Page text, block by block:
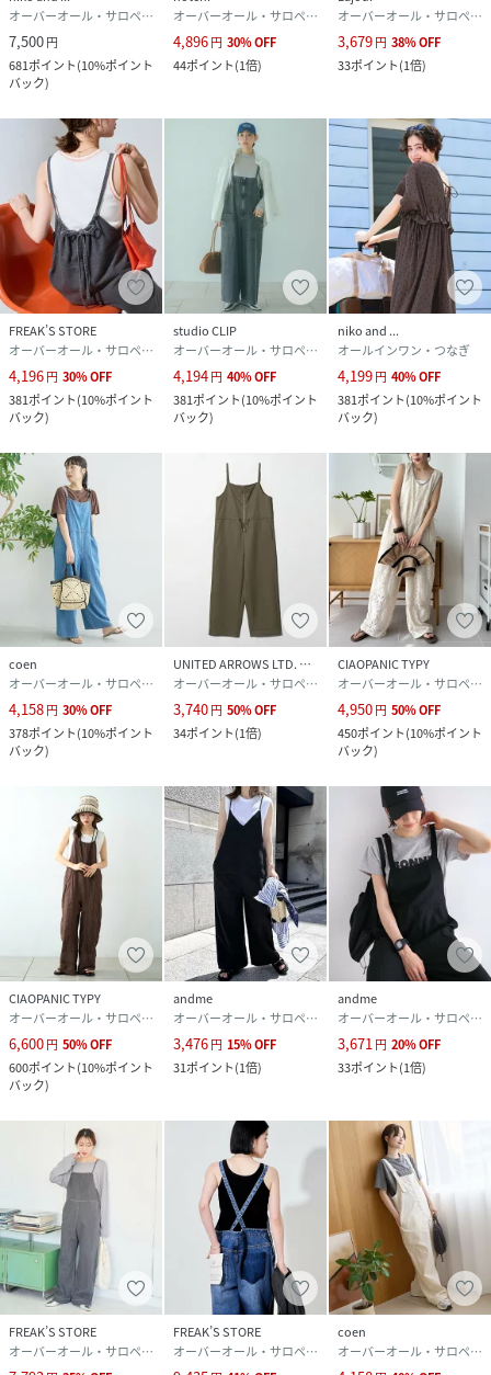
オーバーオール・サロペット
7,500円
681ポイント(10%ポイント
バック)
オーバーオール・サロペット
4,896円 30%OFF
44ポイント(1倍)
オーバーオール・サロペット
3,679円 38%OFF
33ポイント(1倍)
FREAK’S STORE
オーバーオール・サロペット
4,196円 30%OFF
381ポイント(10%ポイント
バック)
studio CLIP
オーバーオール・サロペット
4,194円 40%OFF
381ポイント(10%ポイント
バック)
niko and ...
オールインワン・つなぎ
4,199円 40%OFF
381ポイント(10%ポイント
バック)
coen
オーバーオール・サロペット
4,158円 30%OFF
378ポイント(10%ポイント
バック)
UNITED ARROWS LTD. OUTLET
オーバーオール・サロペット
3,740円 50%OFF
34ポイント(1倍)
CIAOPANIC TYPY
オーバーオール・サロペット
4,950円 50%OFF
450ポイント(10%ポイント
バック)
CIAOPANIC TYPY
オーバーオール・サロペット
6,600円 50%OFF
600ポイント(10%ポイント
バック)
andme
オーバーオール・サロペット
3,476円 15%OFF
31ポイント(1倍)
andme
オーバーオール・サロペット
3,671 円 20%OFF
33ポイント(1倍)
FREAK’S STORE
オーバーオール・サロペット
FREAK’S STORE
オーバーオール・サロペット
coen
オーバーオール・サロペット